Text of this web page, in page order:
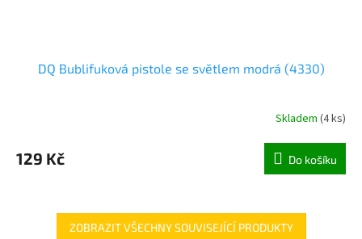
DQ Bublifuková pistole se světlem modrá (4330)
Skladem (4 ks)
129 Kč Do košíku
ZOBRAZIT VŠECHNY SOUVISEJÍCÍ PRODUKTY